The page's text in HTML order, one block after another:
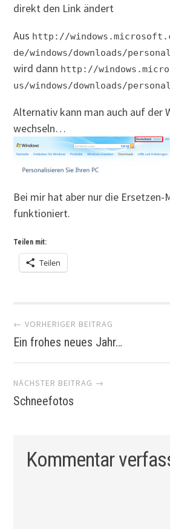
direkt den Link ändert
Aus http://
de/windows/downloads/
wird dann http://
us/windows/downloads/
Alternativ kann man auch auf der
wechseln…
Bei mir hat aber nur die Ersetzen-
funktioniert.
Teilen mit:
Teilen
Artikel-
Navigation
← VORHERIGER BEITRAG
Ein frohes neues Jahr…
NÄCHSTER BEITRAG →
Schneefotos
Kommentar